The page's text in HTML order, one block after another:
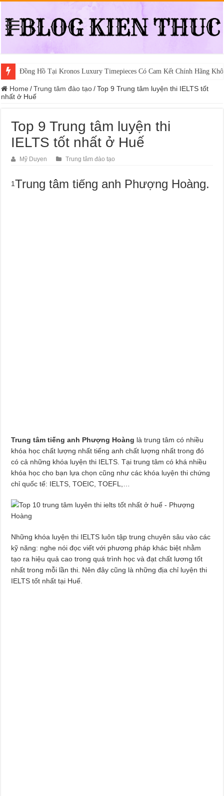
Đồng Hồ Tại Kronos Luxury Timepieces Có Cam Kết Chính Hãng
Home / Trung tâm đào tạo / Top 9 Trung tâm luyện thi IELTS tốt
nhất ở Huế
Top 9 Trung tâm luyện thi
IELTS tốt nhất ở Huế
Mỹ Duyen Trung tâm đào tạo
1 Trung tâm tiếng anh Phượng Hoàng.
Trung tâm tiếng anh Phượng Hoàng là trung tâm có nhiều
khóa học chất lượng nhất tiếng anh chất lượng nhất trong đó
có cả những khóa luyện thi IELTS. Tại trung tâm có khá nhiều
khóa học cho bạn lựa chọn cũng như các khóa luyện thi chứng
chỉ quốc tế: IELTS, TOEIC, TOEFL,…
Những khóa luyện thi IELTS luôn tập trung chuyên sâu vào các
kỹ năng: nghe nói đọc viết với phương pháp khác biệt nhằm
tạo ra hiệu quả cao trong quá trình học và đạt chất lương tốt
nhất trong mỗi lần thi. Nên đây cũng là những địa chỉ luyện thi
IELTS tốt nhất tại Huế.